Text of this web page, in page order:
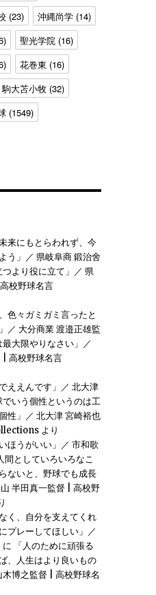
山 中谷仁監督” の
(23) 沖縄尚学(14)
聖光学院(16)
花巻東 (16)
駒大苫小牧(32)
(1549)
来にもとらわれず、今
う」／ 県岐阜商 鍛治舍
つより役に立て」／ 県
校野球名言
色々ガミガミ言ったと
／ 大分商業 渡邉正雄監
最大限やりなさい」／
| 高校野球名言
ええんです」／ 北大津
でいう個性というのは工
性」／ 北大津 宮崎裕也
より
ほうがいい」／ 市和歌
間としていろいろなこ
ないと、野球でも成長
半田真一監督 | 高校野
く、自分を支えてくれ
プレーしてほしい」／
に
「人のために頑張る
、人生はより良いもの
博之監督 | 高校野球名